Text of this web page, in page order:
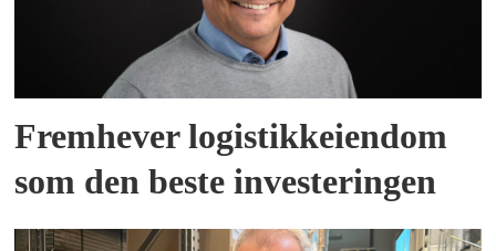
Fremhever logistikkeiendom
som den beste investeringen